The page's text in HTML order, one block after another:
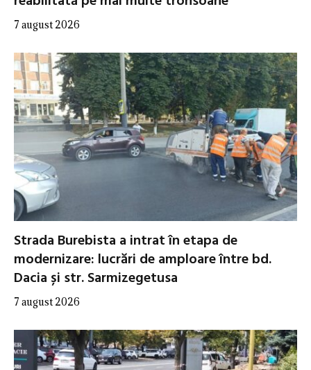
7 august 2026
Strada Burebista a intrat în etapa de
modernizare: lucrări de amploare între bd.
Dacia și str. Sarmizegetusa
7 august 2026